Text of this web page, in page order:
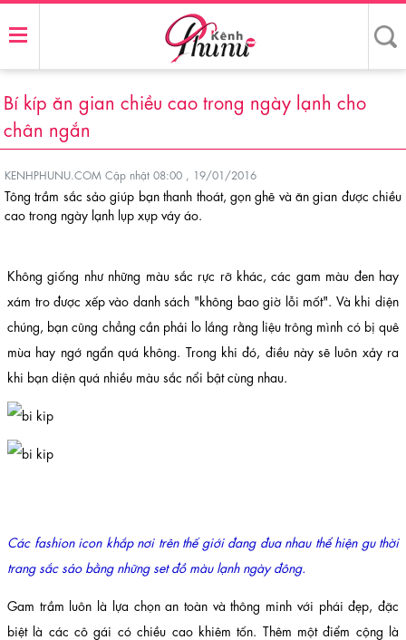
Bí kíp ăn gian chiều cao trong ngày lạnh cho
chân ngắn
KENHPHUNU.COM Cập nhật 08:00 , 19/01/2016
Tông trầm sắc sảo giúp bạn thanh thoát, gọn ghẽ và ăn gian được chiều
cao trong ngày lạnh lụp xụp váy áo.
Không giống như những màu sắc rực rỡ khác, các gam màu đen hay
xám tro được xếp vào danh sách "không bao giờ lỗi mốt". Và khi diện
chúng, bạn cũng chẳng cần phải lo lắng rằng liệu trông mình có bị quê
mùa hay ngớ ngẩn quá không. Trong khi đó, điều này sẽ luôn xảy ra
khi bạn diện quá nhiều màu sắc nổi bật cùng nhau.
Các fashion icon khắp nơi trên thế giới đang đua nhau thể hiện gu thời
trang sắc sảo bằng những set đồ màu lạnh ngày đông.
Gam trầm luôn là lựa chọn an toàn và thông minh với phái đẹp, đặc
biệt là các cô gái có chiều cao khiêm tốn. Thêm một điểm cộng là